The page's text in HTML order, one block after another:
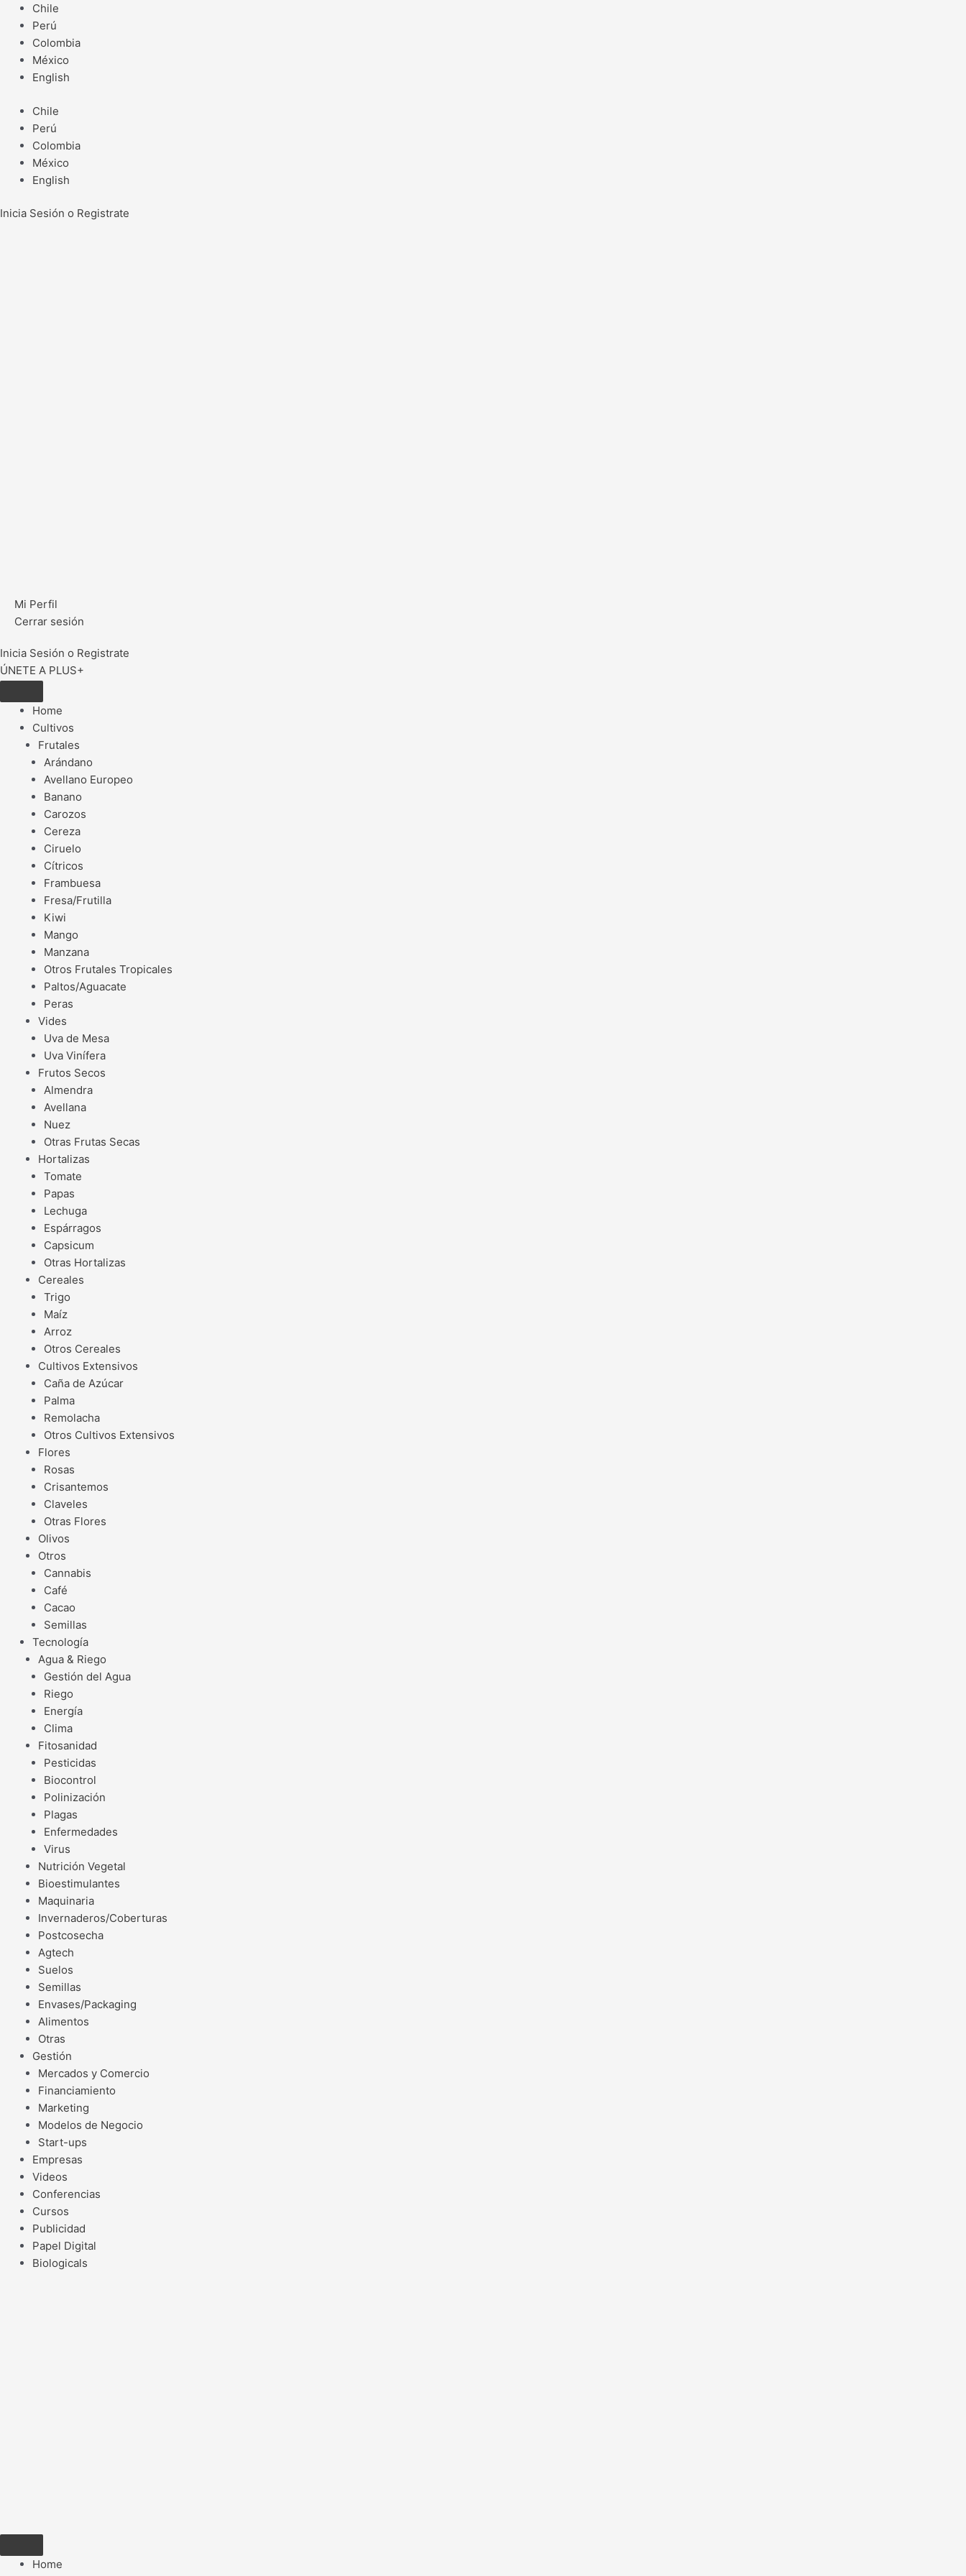
contenido
Chile
Perú
Colombia
México
English
Chile
Perú
Colombia
México
English
Inicia Sesión o Registrate
Mi Perfil
Cerrar sesión
Inicia Sesión o Registrate
ÚNETE A PLUS+
Home
Cultivos
Frutales
Arándano
Avellano Europeo
Banano
Carozos
Cereza
Ciruelo
Cítricos
Frambuesa
Fresa/Frutilla
Kiwi
Mango
Manzana
Otros Frutales Tropicales
Paltos/Aguacate
Peras
Vides
Uva de Mesa
Uva Vinífera
Frutos Secos
Almendra
Avellana
Nuez
Otras Frutas Secas
Hortalizas
Tomate
Papas
Lechuga
Espárragos
Capsicum
Otras Hortalizas
Cereales
Trigo
Maíz
Arroz
Otros Cereales
Cultivos Extensivos
Caña de Azúcar
Palma
Remolacha
Otros Cultivos Extensivos
Flores
Rosas
Crisantemos
Claveles
Otras Flores
Olivos
Otros
Cannabis
Café
Cacao
Semillas
Tecnología
Agua & Riego
Gestión del Agua
Riego
Energía
Clima
Fitosanidad
Pesticidas
Biocontrol
Polinización
Plagas
Enfermedades
Virus
Nutrición Vegetal
Bioestimulantes
Maquinaria
Invernaderos/Coberturas
Postcosecha
Agtech
Suelos
Semillas
Envases/Packaging
Alimentos
Otras
Gestión
Mercados y Comercio
Financiamiento
Marketing
Modelos de Negocio
Start-ups
Empresas
Videos
Conferencias
Cursos
Publicidad
Papel Digital
Biologicals
Home